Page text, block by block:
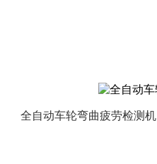
全自动车轮弯曲疲劳检测机